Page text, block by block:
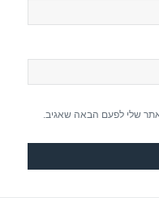
שלי לפעם הבאה שאגיב.